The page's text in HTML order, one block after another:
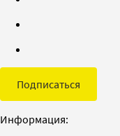
Подписаться
Информация: